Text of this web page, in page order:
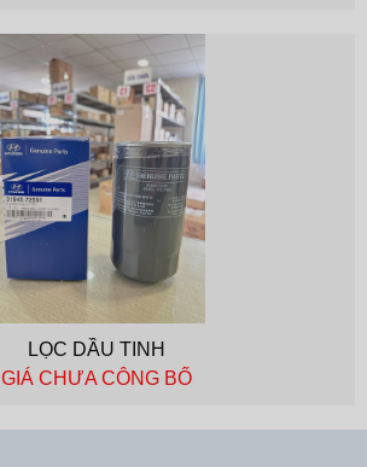
LỌC DẦU TINH
GIÁ CHƯA CÔNG BỐ